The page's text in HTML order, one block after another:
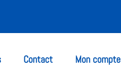
Contact Mon compte